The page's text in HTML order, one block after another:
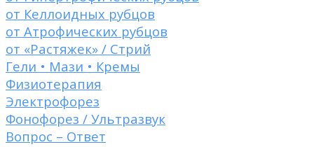
от Келлоидных рубцов
от Атрофических рубцов
от «Растяжек» / Стрий
Гели • Мази • Кремы
Физиотерапия
Электрофорез
Фонофорез / Ультразвук
Вопрос – Ответ